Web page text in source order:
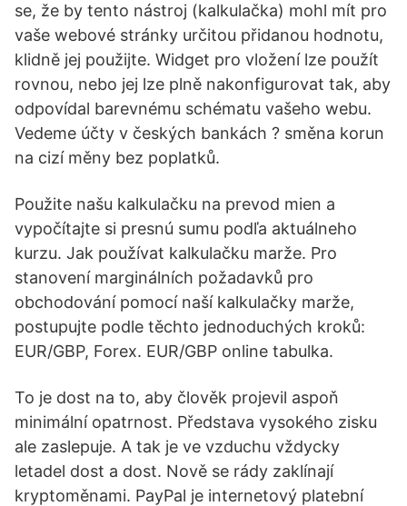
se, že by tento nástroj (kalkulačka) mohl mít pro
vaše webové stránky určitou přidanou hodnotu,
klidně jej použijte. Widget pro vložení lze použít
rovnou, nebo jej lze plně nakonfigurovat tak, aby
odpovídal barevnému schématu vašeho webu.
Vedeme účty v českých bankách ? směna korun
na cizí měny bez poplatků.
Použite našu kalkulačku na prevod mien a
vypočítajte si presnú sumu podľa aktuálneho
kurzu. Jak používat kalkulačku marže. Pro
stanovení marginálních požadavků pro
obchodování pomocí naší kalkulačky marže,
postupujte podle těchto jednoduchých kroků:
EUR/GBP, Forex. EUR/GBP online tabulka.
To je dost na to, aby člověk projevil aspoň
minimální opatrnost. Představa vysokého zisku
ale zaslepuje. A tak je ve vzduchu vždycky
letadel dost a dost. Nově se rády zaklínají
kryptoměnami. PayPal je internetový platební